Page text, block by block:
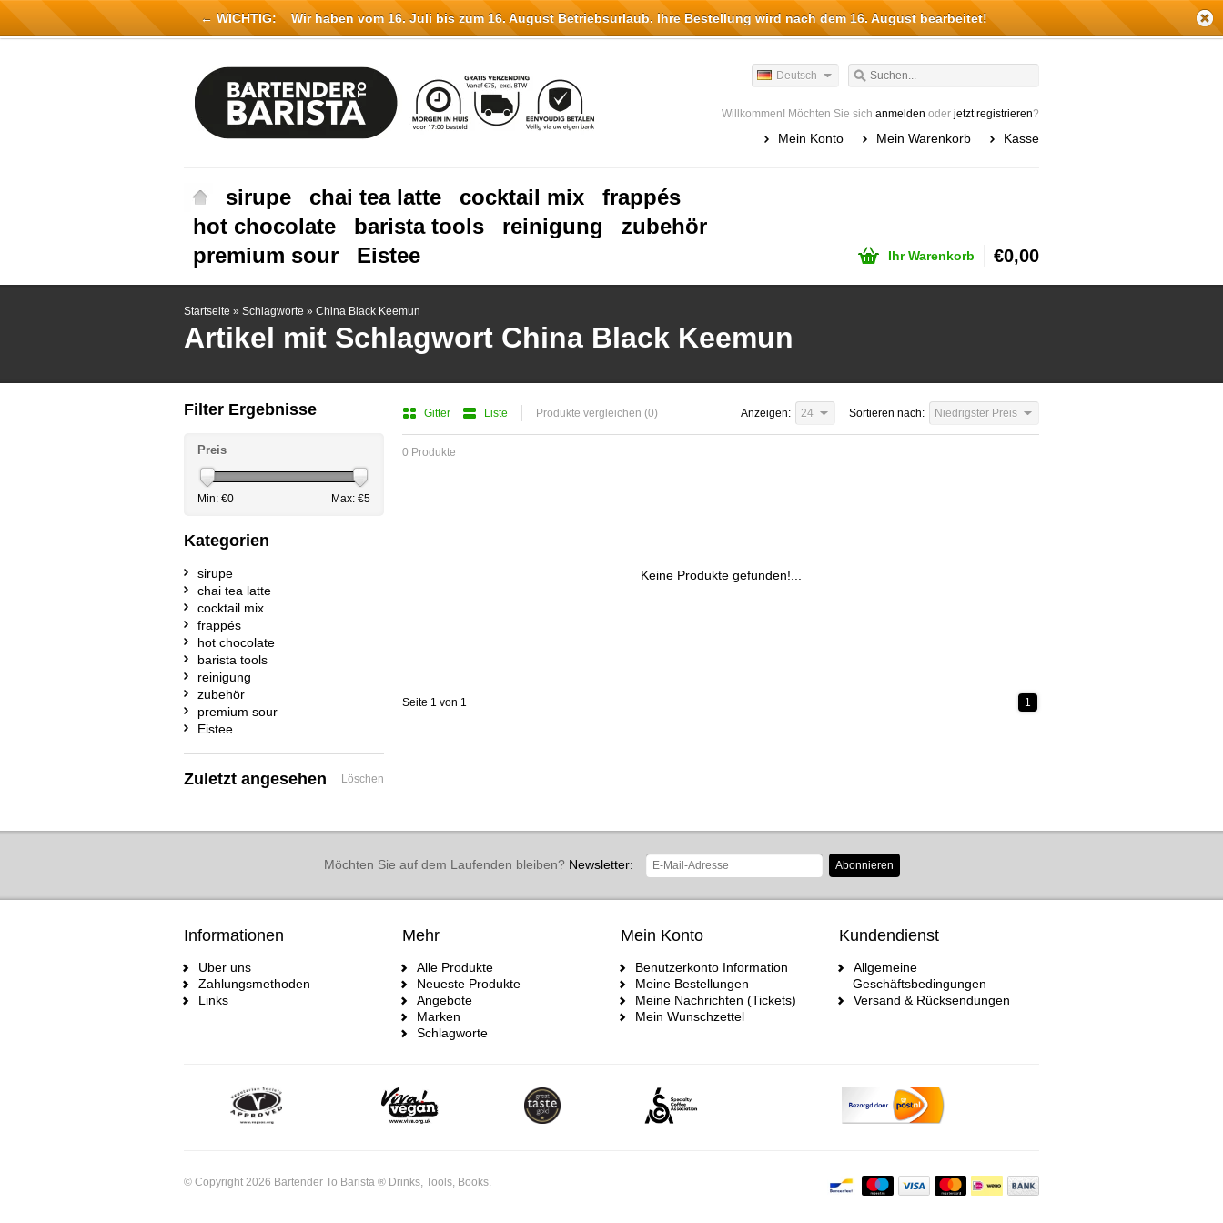
Deutsch
Willkommen! Möchten Sie sich anmelden oder jetzt registrieren?
Mein Konto Mein Warenkorb Kasse
sirupe chai tea latte cocktail mix
frappés
hot chocolate
barista tools reinigung
zubehör
premium sour
Eistee Ihr Warenkorb €0,00
Startseite » Schlagworte » China Black Keemun
Artikel mit Schlagwort China Black Keemun
Gitter Liste Produkte vergleichen (0) Sortieren nach: Niedrigster Preis
Anzeigen: 24
0 Produkte
Keine Produkte gefunden!...
Seite 1 von 1 1
Filter Ergebnisse
Preis
Min: €0 Max: €5
Kategorien
sirupe
chai tea latte
cocktail mix
frappés
hot chocolate
barista tools
reinigung
zubehör
premium sour
Eistee
Zuletzt angesehen Löschen
Möchten Sie auf dem Laufenden bleiben?Newsletter: Abonnieren
Informationen
Uber uns
Zahlungsmethoden
Links
Mehr
Alle Produkte
Neueste Produkte
Angebote
Marken
Schlagworte
Mein Konto
Benutzerkonto Information
Meine Bestellungen
Meine Nachrichten (Tickets)
Mein Wunschzettel
Kundendienst
Allgemeine
Geschäftsbedingungen
Versand & Rücksendungen
© Copyright 2026 Bartender To Barista ® Drinks, Tools, Books.
← WICHTIG:Wir haben vom 16. Juli bis zum 16. August Betriebsurlaub. Ihre Bestellung wird nach dem 16. August bearbeitet!